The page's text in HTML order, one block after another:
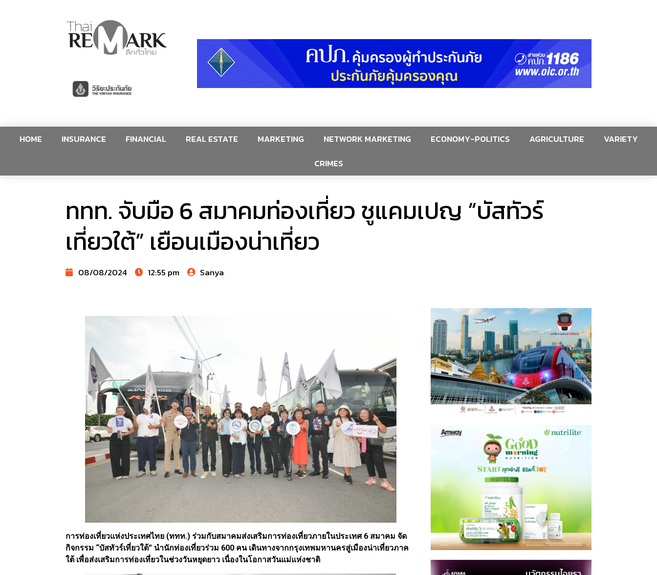
HOME INSURANCE FINANCIAL REAL ESTATE MARKETING NETWORK MARKETING ECONOMY-POLITICS AGRICULTURE
VARIETY
CRIMES
ททท. จับมือ 6 สมาคมท่องเที่ยว ชูแคมเปญ “บัสทัวร์
เที่ยวใต้” เยือนเมืองน่าเที่ยว
08/08/2024 12:55 pm Sanya
การท่องเที่ยวแห่งประเทศไทย (ททท.) ร่วมกับสมาคมส่งเสริมการท่องเที่ยวภายในประเทศ 6 สมาคม จัด
กิจกรรม “บัสทัวร์เที่ยวใต้” นำนักท่องเที่ยวร่วม 600 คน เดินทางจากกรุงเทพมหานครสู่เมืองน่าเที่ยวภาค
ใต้ เพื่อส่งเสริมการท่องเที่ยวในช่วงวันหยุดยาว เนื่องในโอกาสวันแม่แห่งชาติ